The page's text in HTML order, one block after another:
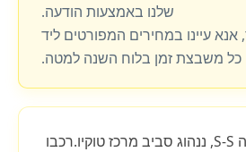
שלנו באמצעות הודעה.
עיינו במחירים המפורטים ליד
כל משבצת זמן בלוח השנה למטה.
כחצי שעה. במסלול זה S-S, ננהוג סביב מרכז טוקיו.רכבו